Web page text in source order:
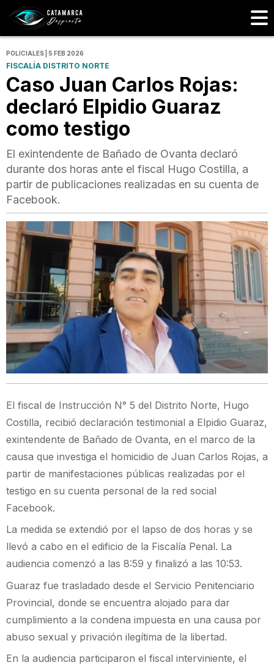
POLICIALES | 5 FEB 2026
FISCALÍA DISTRITO NORTE
Caso Juan Carlos Rojas:
declaró Elpidio Guaraz
como testigo
El exintendente de Bañado de Ovanta declaró
durante dos horas ante el fiscal Hugo Costilla, a
partir de publicaciones realizadas en su cuenta de
Facebook.
El fiscal de Instrucción N° 5 del Distrito Norte, Hugo
Costilla, recibió declaración testimonial a Elpidio Guaraz,
exintendente de Bañado de Ovanta, en el marco de la
causa que investiga el homicidio de Juan Carlos Rojas, a
partir de manifestaciones públicas realizadas por el
testigo en su cuenta personal de la red social
Facebook.
La medida se extendió por el lapso de dos horas y se
llevó a cabo en el edificio de la Fiscalía Penal. La
audiencia comenzó a las 8:59 y finalizó a las 10:53.
Guaraz fue trasladado desde el Servicio Penitenciario
Provincial, donde se encuentra alojado para dar
cumplimiento a la condena impuesta en una causa por
abuso sexual y privación ilegítima de la libertad.
En la audiencia participaron el fiscal interviniente, el